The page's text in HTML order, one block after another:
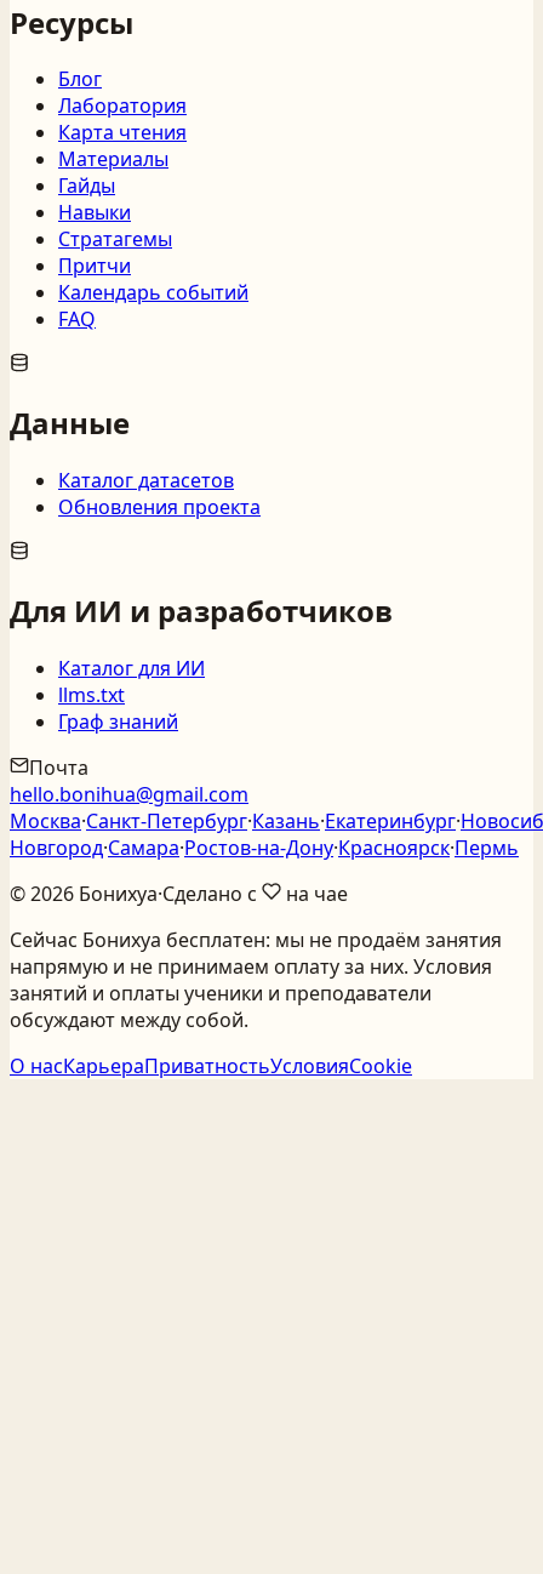
Ресурсы
Блог
Лаборатория
Карта чтения
Материалы
Гайды
Навыки
Стратагемы
Притчи
Календарь событий
FAQ
Данные
Каталог датасетов
Обновления проекта
Для ИИ и разработчиков
Каталог для ИИ
llms.txt
Граф знаний
Почта
hello.bonihua@gmail.com
Москва·Санкт‑Петербург·Казань·Екатеринбург·
Новгород·Самара·Ростов‑на‑Дону·Красноярск·Пермь
©2026 Бонихуа·Сделано с
на чае
Сейчас Бонихуа бесплатен: мы не продаём занятия
напрямую и не принимаем оплату за них. Условия
занятий и оплаты ученики и преподаватели
обсуждают между собой.
О насКарьераПриватностьУсловияCookie